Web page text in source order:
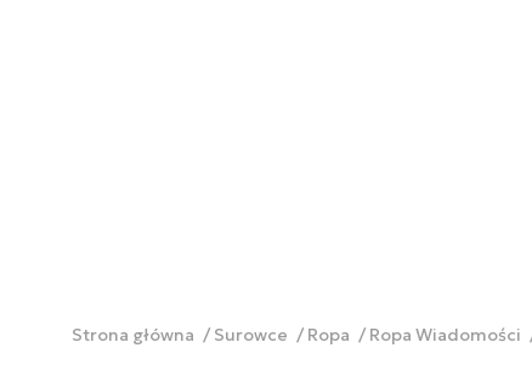
Strona główna Surowce Ropa Ropa Wiadomości